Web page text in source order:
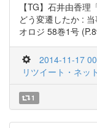
【TG】石井由香
どう変遷したか :
オロジ 58巻1号
2014-11-17
リツイート・ネッ
1